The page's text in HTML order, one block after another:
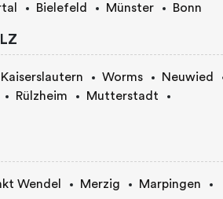
Bielefeld Münster Bonn
Kaiserslautern Worms
Neuwied
Rülzheim
Mutterstadt
Wendel Merzig
Marpingen